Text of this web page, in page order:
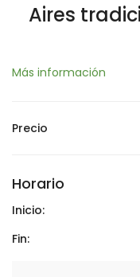
Aires
Más información
Precio
Horario
Inicio:
Fin: